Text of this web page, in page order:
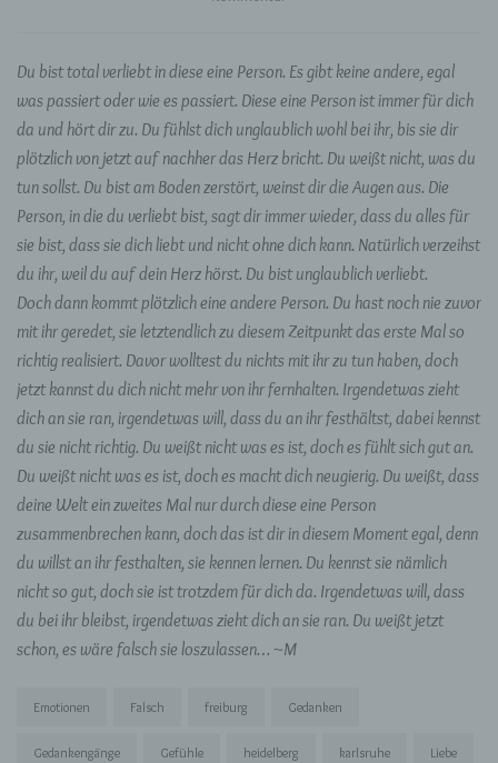
doch
nicht?
Du bist total verliebt in diese eine Person. Es gibt keine andere, egal
was passiert oder wie es passiert. Diese eine Person ist immer für dich
da und hört dir zu. Du fühlst dich unglaublich wohl bei ihr, bis sie dir
plötzlich von jetzt auf nachher das Herz bricht. Du weißt nicht, was du
tun sollst. Du bist am Boden zerstört, weinst dir die Augen aus. Die
Person, in die du verliebt bist, sagt dir immer wieder, dass du alles für
sie bist, dass sie dich liebt und nicht ohne dich kann. Natürlich verzeihst
du ihr, weil du auf dein Herz hörst. Du bist unglaublich verliebt.
Doch dann kommt plötzlich eine andere Person. Du hast noch nie zuvor
mit ihr geredet, sie letztendlich zu diesem Zeitpunkt das erste Mal so
richtig realisiert. Davor wolltest du nichts mit ihr zu tun haben, doch
jetzt kannst du dich nicht mehr von ihr fernhalten. Irgendetwas zieht
dich an sie ran, irgendetwas will, dass du an ihr festhältst, dabei kennst
du sie nicht richtig. Du weißt nicht was es ist, doch es fühlt sich gut an.
Du weißt nicht was es ist, doch es macht dich neugierig. Du weißt, dass
deine Welt ein zweites Mal nur durch diese eine Person
zusammenbrechen kann, doch das ist dir in diesem Moment egal, denn
du willst an ihr festhalten, sie kennen lernen. Du kennst sie nämlich
nicht so gut, doch sie ist trotzdem für dich da. Irgendetwas will, dass
du bei ihr bleibst, irgendetwas zieht dich an sie ran. Du weißt jetzt
schon, es wäre falsch sie loszulassen… ~M
Emotionen Falsch freiburg Gedanken
Gedankengänge Gefühle heidelberg karlsruhe Liebe